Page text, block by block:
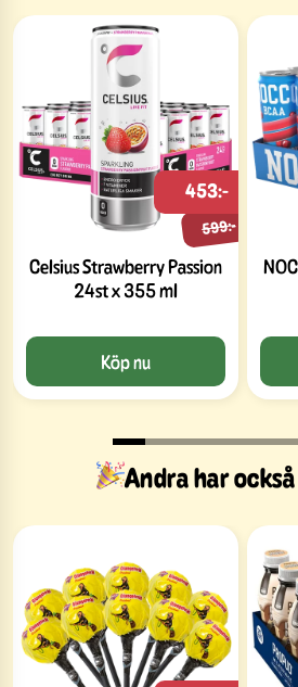
Celsius Strawberry Passion
24st x 355 ml
599:-
453:-
Köp nu
Andra har